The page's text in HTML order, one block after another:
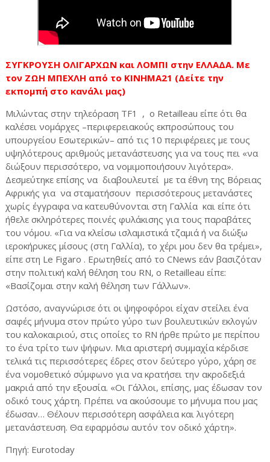
ΣΥΓΚΡΟΥΣΗ ΟΛΙΓΑΡΧΩΝ και ΛΟΜΠΙ στην ΕΛΛΑΔΑ. Με
τον ΖΩΗ ΜΠΕΧΛΗ από το ΚΙΝΗΜΑ21 (Δείτε την
εκπομπή στο κανάλι μας)
Μιλώντας στην τηλεόραση TF1 , ο Retailleau είπε ότι θα
καλέσει νομάρχες –περιφερειακούς εκπροσώπους του
υπουργείου Εσωτερικών– από τις 10 περιφέρειες με τους
υψηλότερους αριθμούς μετανάστευσης για να τους πει «να
διώξουν περισσότερο, να νομιμοποιήσουν λιγότερα».
Δεσμεύτηκε επίσης να διαβουλευτεί με τα έθνη της Βόρειας
Αφρικής για να σταματήσουν περισσότερους μετανάστες
χωρίς έγγραφα να κατευθύνονται στη Γαλλία και είπε ότι
ήθελε σκληρότερες ποινές φυλάκισης για τους παραβάτες
του νόμου. «Για να κλείσω ισλαμιστικά τζαμιά ή να διώξω
ιεροκήρυκες μίσους (στη Γαλλία), το χέρι μου δεν θα τρέμει»,
είπε στη Le Figaro . Ερωτηθείς από το CNews εάν βασιζόταν
στην πολιτική καλή θέληση του RN, ο Retailleau είπε:
«Βασίζομαι στην καλή θέληση των Γάλλων».
Ωστόσο, αναγνώρισε ότι οι ψηφοφόροι είχαν στείλει ένα
σαφές μήνυμα στον πρώτο γύρο των βουλευτικών εκλογών
του καλοκαιριού, στις οποίες το RN ήρθε πρώτο με περίπου
το ένα τρίτο των ψήφων. Μια αριστερή συμμαχία κέρδισε
τελικά τις περισσότερες έδρες στον δεύτερο γύρο, χάρη σε
ένα νομοθετικό σύμφωνο για να κρατήσει την ακροδεξιά
μακριά από την εξουσία. «Οι Γάλλοι, επίσης, μας έδωσαν τον
οδικό τους χάρτη. Πρέπει να ακούσουμε το μήνυμα που μας
έδωσαν… Θέλουν περισσότερη ασφάλεια και λιγότερη
μετανάστευση. Θα εφαρμόσω αυτόν τον οδικό χάρτη».
Πηγή: Eurotoday